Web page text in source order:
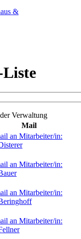
&
Verwaltung
Mail